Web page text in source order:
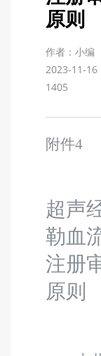
原则
作者：小编
2023-11-16
1405
附件4
超声
勒血
注册
原则